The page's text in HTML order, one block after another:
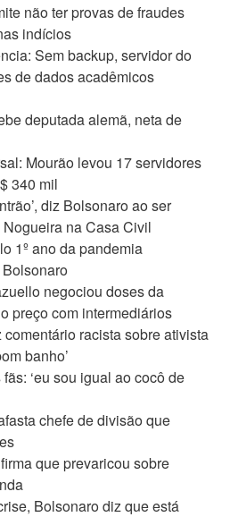
não ter provas de fraudes
indícios
Sem backup, servidor do
de dados acadêmicos
deputada alemã, neta de
Mourão levou 17 servidores
340 mil
diz Bolsonaro ao ser
na Casa Civil
1º ano da pandemia
Bolsonaro
negociou doses da
preço com intermediários
comentário racista sobre ativista
banho’
‘eu sou igual ao cocô de
chefe de divisão que
que prevaricou sobre
Bolsonaro diz que está